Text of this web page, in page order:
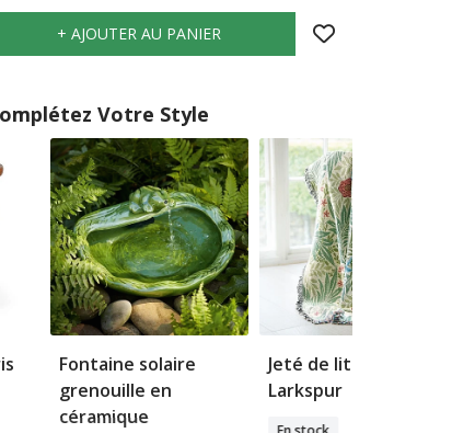
Votre Style
Fontaine solaire
grenouille en
céramique
Jeté de lit en coton
Larkspur